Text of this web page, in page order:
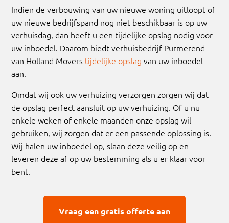
Indien de verbouwing van uw nieuwe woning uitloopt of
uw nieuwe bedrijfspand nog niet beschikbaar is op uw
verhuisdag, dan heeft u een tijdelijke opslag nodig voor
uw inboedel. Daarom biedt verhuisbedrijf Purmerend
van Holland Movers tijdelijke opslag van uw inboedel
aan.
Omdat wij ook uw verhuizing verzorgen zorgen wij dat
de opslag perfect aansluit op uw verhuizing. Of u nu
enkele weken of enkele maanden onze opslag wil
gebruiken, wij zorgen dat er een passende oplossing is.
Wij halen uw inboedel op, slaan deze veilig op en
leveren deze af op uw bestemming als u er klaar voor
bent.
Vraag een gratis offerte aan